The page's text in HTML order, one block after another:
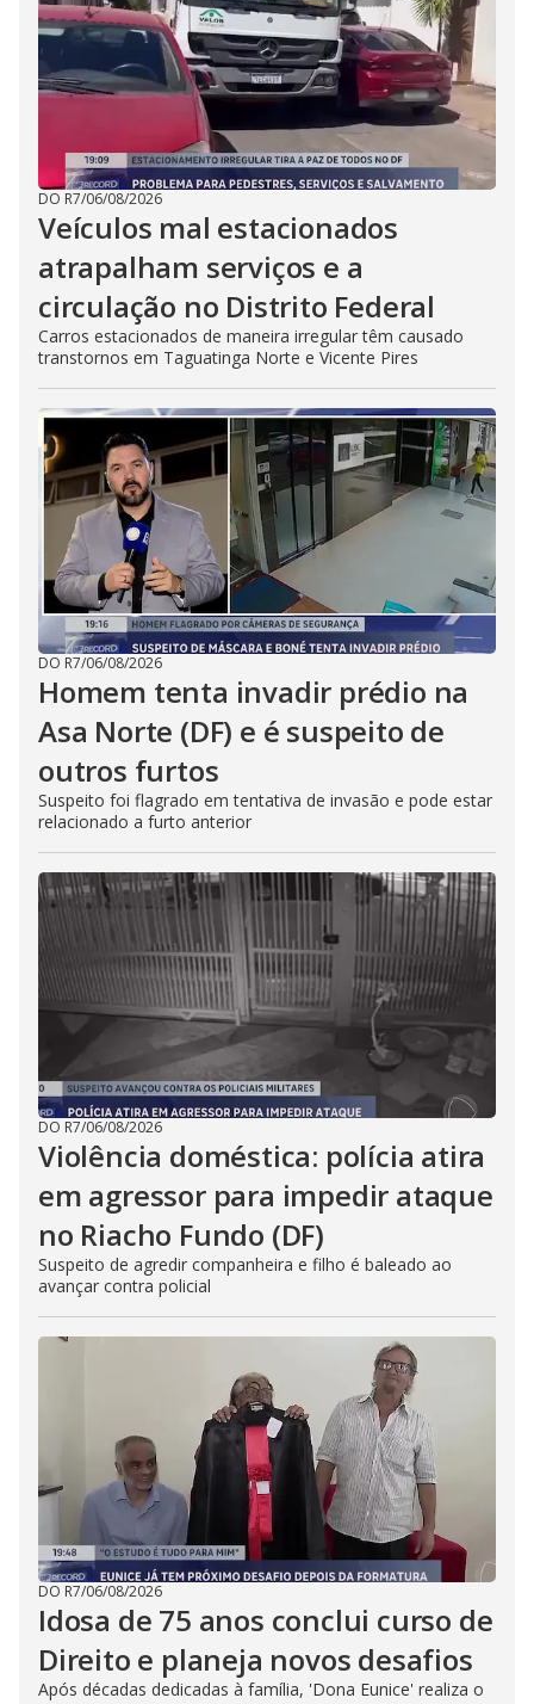
DO R7/06/08/2026
Veículos mal estacionados
atrapalham serviços e a
circulação no Distrito Federal
Carros estacionados de maneira irregular têm causado
transtornos em Taguatinga Norte e Vicente Pires
DO R7/06/08/2026
Homem tenta invadir prédio na
Asa Norte (DF) e é suspeito de
outros furtos
Suspeito foi flagrado em tentativa de invasão e pode estar
relacionado a furto anterior
DO R7/06/08/2026
Violência doméstica: polícia atira
em agressor para impedir ataque
no Riacho Fundo (DF)
Suspeito de agredir companheira e filho é baleado ao
avançar contra policial
DO R7/06/08/2026
Idosa de 75 anos conclui curso de
Direito e planeja novos desafios
Após décadas dedicadas à família, 'Dona Eunice' realiza o